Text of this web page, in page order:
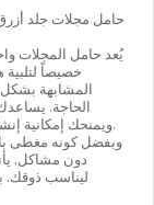
حامل مجلات جلد
يُعد حامل المجلات
خصيصاً
المشابهة بشكل
الحاجة.
ويمنحك إمكانية إنشاء ترتيب عمودي ومنظم يسهل الوصول إليه ويبدو أنيقاً.
وبفضل كونه مغطى
دون مشاكل.
ليناسب ذوقك.